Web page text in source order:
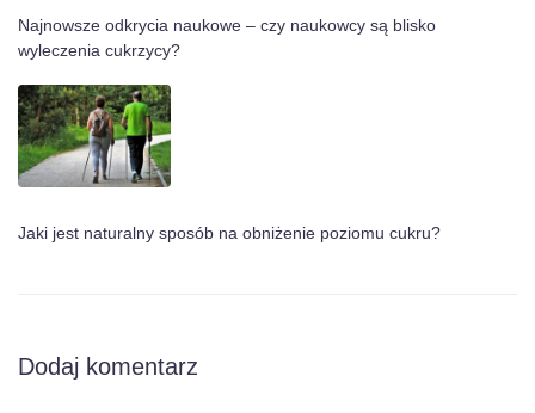
Najnowsze odkrycia naukowe – czy naukowcy są blisko
wyleczenia cukrzycy?
Jaki jest naturalny sposób na obniżenie poziomu cukru?
Dodaj komentarz